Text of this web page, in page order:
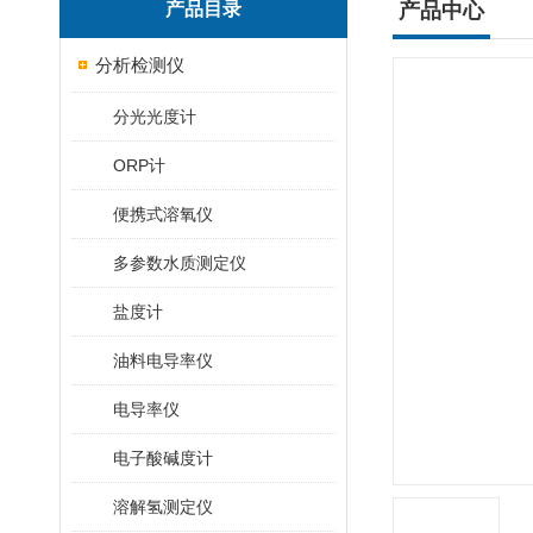
产品目录
分析检测仪
分光光度计
ORP计
便携式溶氧仪
多参数水质测定仪
盐度计
油料电导率仪
电导率仪
电子酸碱度计
溶解氢测定仪
产品中心